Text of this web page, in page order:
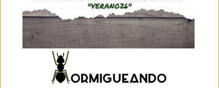
Descripción
Información adicional
Valoraciones (0)